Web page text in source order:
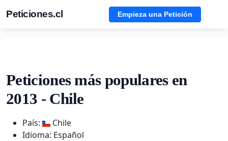
Peticiones.cl Empieza una Petición
Peticiones más populares en
2013 - Chile
País:
Chile
Idioma: Español